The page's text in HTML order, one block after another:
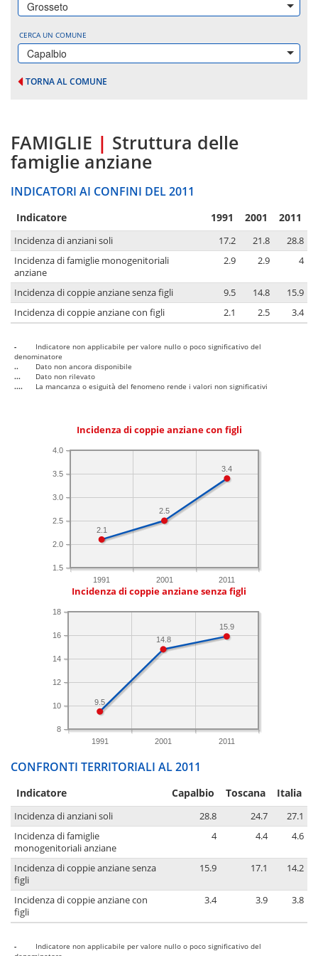
Grosseto
CERCA UN COMUNE
Capalbio
TORNA AL COMUNE
FAMIGLIE | Struttura delle
famiglie anziane
INDICATORI AI CONFINI DEL 2011
Indicatore 1991 2001 2011
Incidenza di anziani soli 17.2 21.8
28.8
Incidenza di famiglie monogenitoriali
anziane
2.9 2.9 4
Incidenza di coppie anziane senza figli 9.5 14.8
15.9
Incidenza di coppie anziane con figli
2.1 2.5 3.4
-
Indicatore non applicabile per valore nullo o poco significativo del
denominatore
..
Dato non ancora disponibile
...
Dato non rilevato
....
La mancanza o esiguità del fenomeno rende i valori non significativi
Incidenza di coppie anziane con figli
1991 2001 2011
1.5
2.0
2.5
3.0
3.5
4.0
3.4
2.5
2.1
Incidenza di coppie anziane senza figli
1991 2001 2011
8
10
12
14
16
18
15.9
14.8
9.5
CONFRONTI TERRITORIALI AL 2011
Indicatore Capalbio Toscana Italia
Incidenza di anziani soli 28.8 24.7
27.1
Incidenza di famiglie
monogenitoriali anziane
4 4.4 4.6
Incidenza di coppie anziane senza
figli
15.9 17.1 14.2
Incidenza di coppie anziane con
figli
3.4 3.9 3.8
-
Indicatore non applicabile per valore nullo o poco significativo del